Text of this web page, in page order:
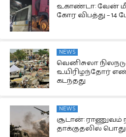
உகாண்டா: வேன்
கோர விபத்து – 14
NEWS
வெனிசுலா
உயிரிழந்தோர்
கடந்தது
NEWS
சூடான்: ராணுவம்
தாக்குதலில்